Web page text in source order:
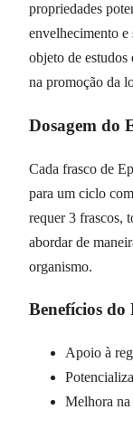
propriedades
envelhecimento e
objeto de estudos
na promoção da
Dosagem do
Cada frasco de
para um ciclo
requer 3 frascos,
abordar de
organismo.
Benefícios
Apoio à
Melhora na